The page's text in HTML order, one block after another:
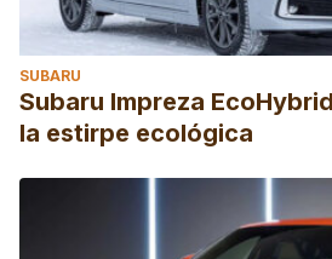
SUBARU
Subaru Impreza
la estirpe ecológica